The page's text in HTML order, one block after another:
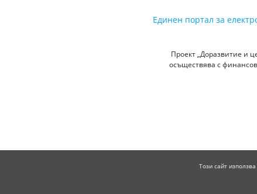
Единен портал за
Проект „Доразвитие и
осъществява с
Този сайт